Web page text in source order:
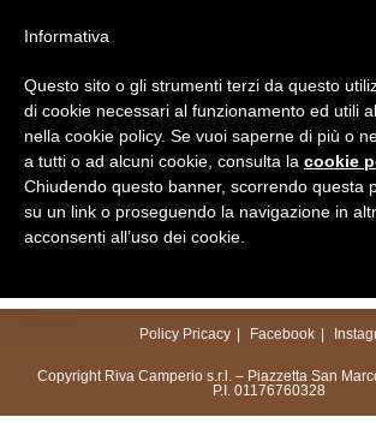
Policy Pricacy Facebook
Copyright Riva Camperio s.r.l. – Piazzetta San
P.I. 01176760328
Informativa
Questo sito o gli strumenti terzi da questo
di cookie necessari al funzionamento ed utili
nella cookie policy. Se vuoi saperne di più o
a tutti o ad alcuni cookie, consulta la cookie
Chiudendo questo banner, scorrendo questa
su un link o proseguendo la navigazione in
acconsenti all’uso dei cookie.